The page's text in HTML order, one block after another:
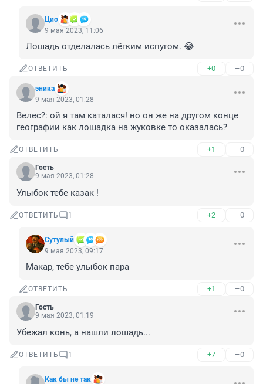
Цио
9 мая 2023, 11:06
Лошадь отделалась лёгким испугом. 😂
ОТВЕТИТЬ +0 –0
эника
9 мая 2023, 01:28
Велес?: ой я там каталася! но он же на другом конце
географии как лошадка на жуковке то оказалась?
ОТВЕТИТЬ +1 –0
Гость
9 мая 2023, 01:28
Улыбок тебе казак !
ОТВЕТИТЬ 1 +2 –0
Сутулый
9 мая 2023, 09:17
Макар, тебе улыбок пара
ОТВЕТИТЬ +1 –0
Гость
9 мая 2023, 01:19
Убежал конь, а нашли лошадь...
ОТВЕТИТЬ 1 +7 –0
Как бы не так